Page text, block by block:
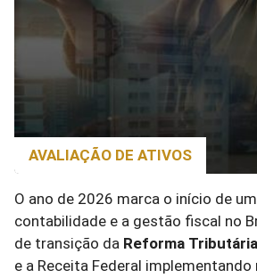
AVALIAÇÃO DE ATIVOS
O ano de 2026 marca o início de
contabilidade e a gestão fiscal no
de transição da Reforma Tributária
e a Receita Federal implementando